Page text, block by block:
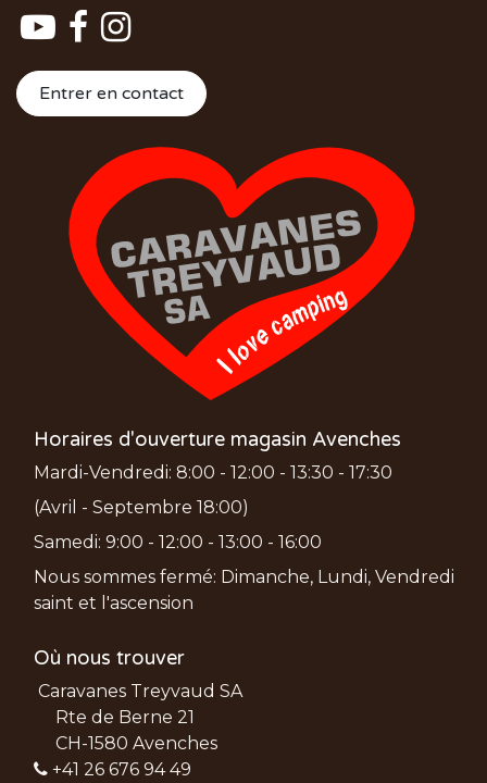
Entrer en contact
Horaires d'ouverture magasin Avenches
Mardi-Vendredi: 8:00 - 12:00 - 13:30 - 17:30
(Avril - Septembre 18:00)
Samedi: 9:00 - 12:00 - 13:00 - 16:00
Nous sommes fermé: Dimanche, Lundi, Vendredi
saint et l'ascension
Où nous trouver
Caravanes Treyvaud SA
Rte de Berne 21
CH-1580 Avenches
+41 26 676 94 49